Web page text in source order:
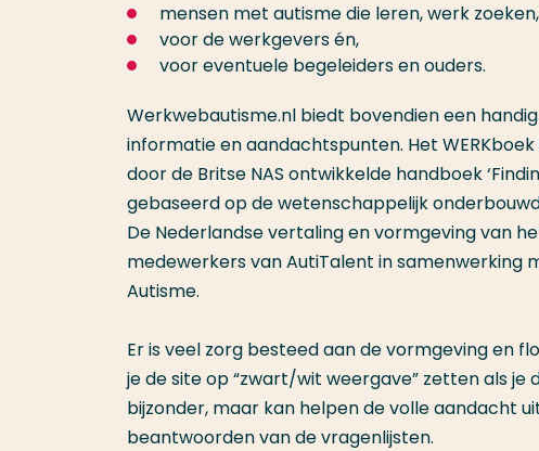
mensen met autisme die leren, werk
voor de werkgevers én,
voor eventuele begeleiders en ouders.
Werkwebautisme.nl biedt bovendien een handig
informatie en aandachtspunten. Het
door de Britse NAS ontwikkelde handboek
gebaseerd op de wetenschappelijk
De Nederlandse vertaling en vormgeving van
medewerkers van AutiTalent in
Autisme.
Er is veel zorg besteed aan de vormgeving en
je de site op “zwart/wit weergave” zetten als
bijzonder, maar kan helpen de volle aandacht
beantwoorden van de vragenlijsten.